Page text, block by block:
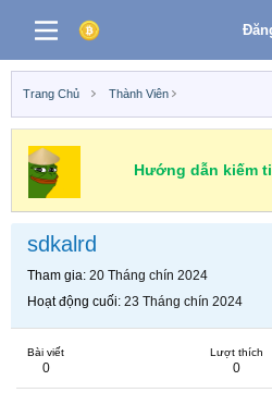
Trang Chủ Thành Viên
Hướng dẫn kiếm
sdkalrd
Tham gia 20 Tháng chín 2024
Hoạt động cuối 23 Tháng chín 2024
Bài viết
0
Lượt thích
0